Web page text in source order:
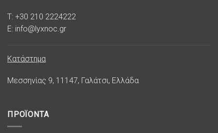
T: +30 210 2224222
E: info@lyxnoc.gr
Κατάστημα
Μεσσηνίας 9, 11147, Γαλάτσι, Ελλάδα
ΠΡΟΪΟΝΤΑ